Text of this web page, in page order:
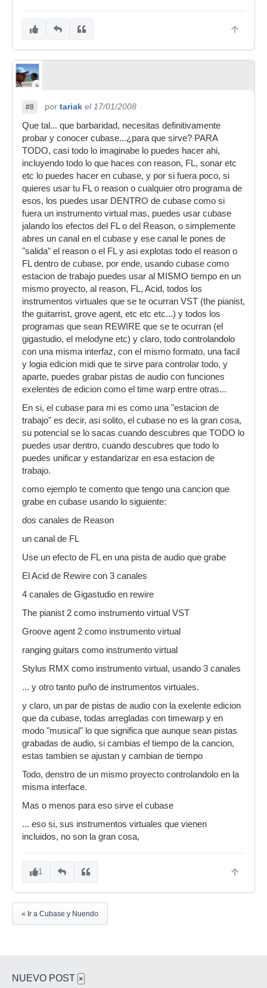
#8 por tariak el 17/01/2008
Que tal... que barbaridad, necesitas definitivamente
probar y conocer cubase...¿para que sirve? PARA
TODO, casi todo lo imaginabe lo puedes hacer ahi,
incluyendo todo lo que haces con reason, FL, sonar etc
etc lo puedes hacer en cubase, y por si fuera poco, si
quieres usar tu FL o reason o cualquier otro programa de
esos, los puedes usar DENTRO de cubase como si
fuera un instrumento virtual mas, puedes usar cubase
jalando los efectos del FL o del Reason, o simplemente
abres un canal en el cubase y ese canal le pones de
"salida" el reason o el FL y asi explotas todo el reason o
FL dentro de cubase, por ende, usando cubase como
estacion de trabajo puedes usar al MISMO tiempo en un
mismo proyecto, al reason, FL, Acid, todos los
instrumentos virtuales que se te ocurran VST (the pianist,
the guitarrist, grove agent, etc etc etc...) y todos los
programas que sean REWIRE que se te ocurran (el
gigastudio, el melodyne etc) y claro, todo controlandolo
con una misma interfaz, con el mismo formato, una facil
y logia edicion midi que te sirve para controlar todo, y
aparte, puedes grabar pistas de audio con funciones
exelentes de edicion como el time warp entre otras...
En si, el cubase para mi es como una "estacion de
trabajo" es decir, asi solito, el cubase no es la gran cosa,
su potencial se lo sacas cuando descubres que TODO lo
puedes usar dentro, cuando descubres que todo lo
puedes unificar y estandarizar en esa estacion de
trabajo.
como ejemplo te comento que tengo una cancion que
grabe en cubase usando lo siguiente:
dos canales de Reason
un canal de FL
Use un efecto de FL en una pista de audio que grabe
El Acid de Rewire con 3 canales
4 canales de Gigastudio en rewire
The pianist 2 como instrumento virtual VST
Groove agent 2 como instrumento virtual
ranging guitars como instrumento virtual
Stylus RMX como instrumento virtual, usando 3 canales
... y otro tanto puño de instrumentos virtuales.
y claro, un par de pistas de audio con la exelente edicion
que da cubase, todas arregladas con timewarp y en
modo "musical" lo que significa que aunque sean pistas
grabadas de audio, si cambias el tiempo de la cancion,
estas tambien se ajustan y cambian de tiempo
Todo, denstro de un mismo proyecto controlandolo en la
misma interface.
Mas o menos para eso sirve el cubase
... eso si, sus instrumentos virtuales que vienen
incluidos, no son la gran cosa,
1
« Ir a Cubase y Nuendo
NUEVO POST ×